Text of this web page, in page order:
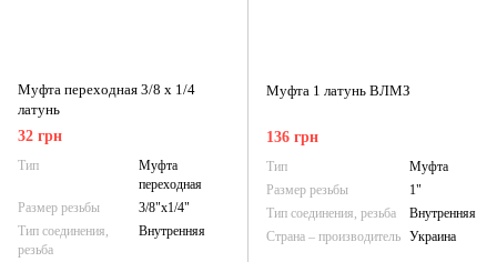
Муфта переходная 3/8 х 1/4
латунь
32 грн
Тип
Муфта
переходная
Размер резьбы
3/8"х1/4"
Тип соединения,
резьба
Внутренняя
Муфта 1 латунь ВЛМЗ
136 грн
Тип
Муфта
Размер резьбы
1"
Тип соединения, резьба
Внутренняя
Страна – производитель Украина